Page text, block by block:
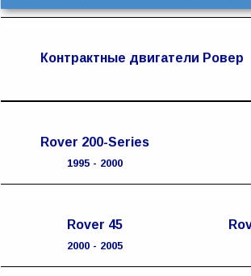
Контрактные двигатели Ровер
Rover 200-Series
1995 - 2000
Rover 45
2000 - 2005